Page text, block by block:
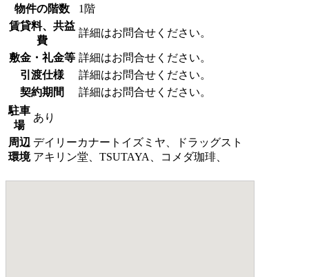
物件の階数
1階
賃貸料、共益
費
詳細はお問合せください。
敷金・礼金等 詳細はお問合せください。
引渡仕様
詳細はお問合せください。
契約期間
詳細はお問合せください。
駐車
場
あり
周辺
環境
デイリーカナートイズミヤ、ドラッグスト
アキリン堂、TSUTAYA、コメダ珈琲、